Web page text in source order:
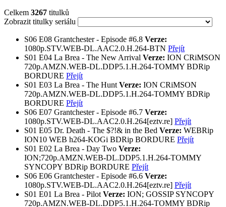
Celkem 3267 titulků
Zobrazit titulky seriálu
S06 E08 Grantchester - Episode #6.8 Verze:
1080p.STV.WEB-DL.AAC2.0.H.264-BTN Přejít
S01 E04 La Brea - The New Arrival Verze: ION CRiMSON
720p.AMZN.WEB-DL.DDP5.1.H.264-TOMMY BDRip
BORDURE Přejít
S01 E03 La Brea - The Hunt Verze: ION CRiMSON
720p.AMZN.WEB-DL.DDP5.1.H.264-TOMMY BDRip
BORDURE Přejít
S06 E07 Grantchester - Episode #6.7 Verze:
1080p.STV.WEB-DL.AAC2.0.H.264[eztv.re] Přejít
S01 E05 Dr. Death - The $?!& in the Bed Verze: WEBRip
ION10 WEB h264-KOGi BDRip BORDURE Přejít
S01 E02 La Brea - Day Two Verze:
ION;720p.AMZN.WEB-DL.DDP5.1.H.264-TOMMY
SYNCOPY BDRip BORDURE Přejít
S06 E06 Grantchester - Episode #6.6 Verze:
1080p.STV.WEB-DL.AAC2.0.H.264[eztv.re] Přejít
S01 E01 La Brea - Pilot Verze: ION; GOSSIP SYNCOPY
720p.AMZN.WEB-DL.DDP5.1.H.264-TOMMY BDRip